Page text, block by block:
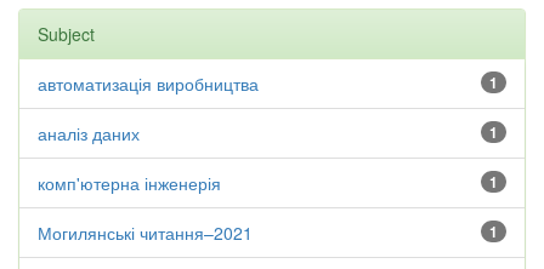
Subject
1
автоматизація виробництва
1
аналіз даних
1
комп'ютерна інженерія
1
Могилянські читання–2021